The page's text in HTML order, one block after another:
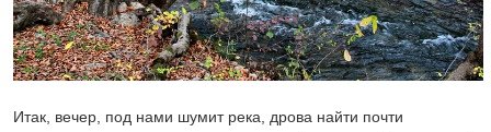
Итак, вечер, под нами шумит река, дрова найти почти